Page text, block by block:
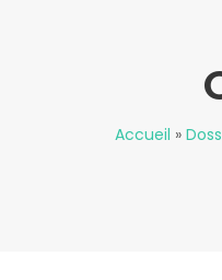
Accueil »